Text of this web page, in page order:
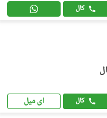
کال
کال ای میل